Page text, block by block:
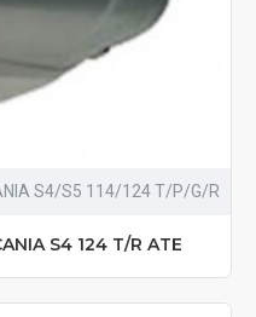
S4/S5 114/124 T/P/G/R
S4 124 T/R ATE